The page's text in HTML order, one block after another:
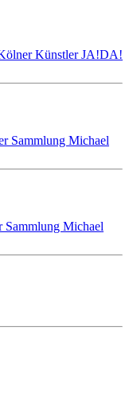
Künstler JA!DA!
Sammlung Michael
Sammlung Michael